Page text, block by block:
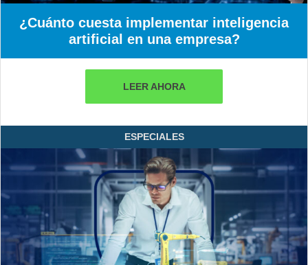
¿Cuánto cuesta implementar inteligencia
artificial en una empresa?
LEER AHORA
ESPECIALES